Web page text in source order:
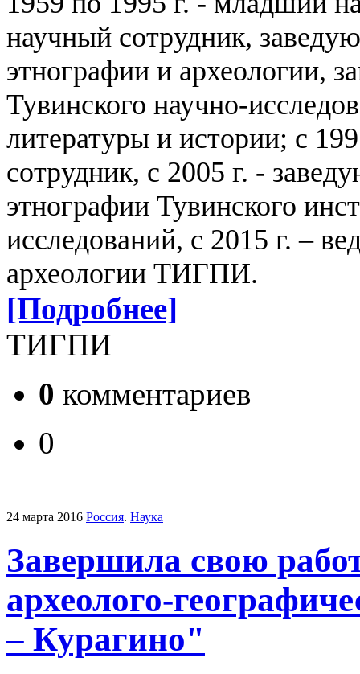
научный сотрудник,
этнографии и археологии,
Тувинского научно-
литературы и истории; с
сотрудник, с 2005 г. -
этнографии Тувинского
исследований, с 2015 г. –
археологии ТИГПИ.
[Подробнее]
ТИГПИ
0 комментариев
0
24 марта 2016 Россия. Наука
Завершила свою
археолого-
– Курагино"